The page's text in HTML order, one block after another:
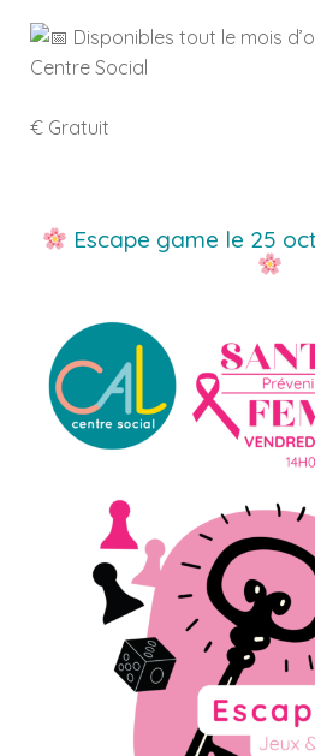
Disponibles tout le mois
Centre Social
€ Gratuit
Escape game le 25